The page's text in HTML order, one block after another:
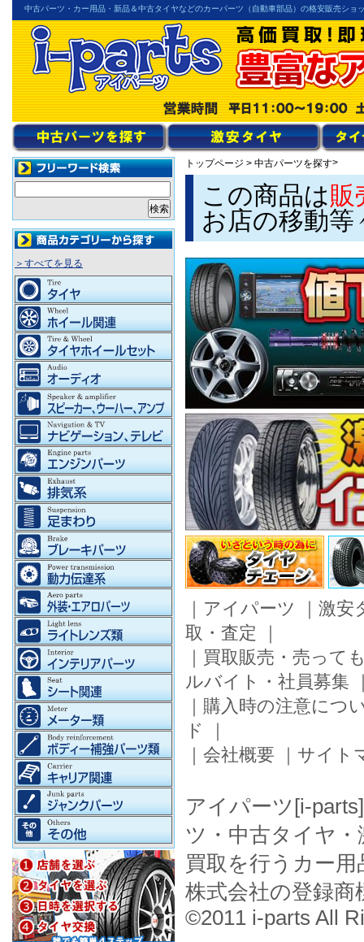
中古パーツ・カー用品・新品＆中古タイヤなどのカーパーツ（自動車部品）の格安販売ショ
トップページ > 中古パーツを探す>
この商品は販
お店の移動
｜ アイパーツ ｜ 激安
取・査定 ｜
｜ 買取販売・売って
ルバイト・社員募集
｜ 購入時の注意につ
ド
｜
｜ 会社概要 ｜ サイト
アイパーツ[i-
ツ・中古タイヤ
買取を行うカー
株式会社の登録商
©2011 i-parts All
＞すべてを見る